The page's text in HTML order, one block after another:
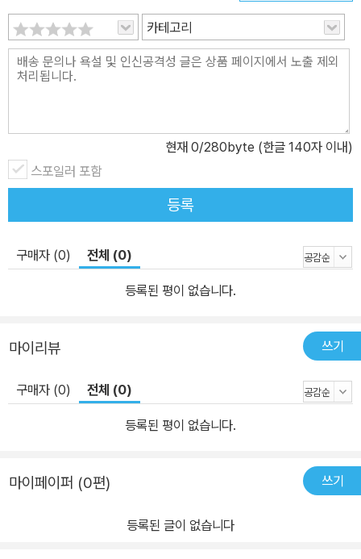
밀려 기억에서 사라졌다가 어느 날 문득 다시 떠오른다. 학교를 졸업
하고 여러 일을 하던 지은이가 열대의 노을이 화려하고 아름답다는
말을 듣고 태국으로 가서 노을 사진을 담고, 이집트의 백사막과 볼리
비아의 우유니 사막, 페루, 뉴질랜드 등 세계 곳곳을 여행할 때면 노을
하늘과 노을에 관해 알고 싶은 거의 모든 것 아침노을과 저녁노을이
왜 다른지 이야기하기 전에 노을을 먼저 알아야 한다. 그리고 ‘저 타는
붉은 노을’에 다가가려면(게다가 물리학적으로!) 거쳐야 할 것이, 설
명해야 할 것이 있다. 그 첫 번째 단계는 바로 빛이다. 책은 1장에서
용을 설명한다. 2장에서는 우리가 어떻게 빛을 인지하고 색깔을 인식
하는지를 다룬다. 이후 책은 본격적으로 하늘과 해 그리고 노을 현상
굴절로 인해 떠올라 보이는 현상, 모양의 왜곡, 신기루, 노루꼬리 등의
제인 아침노을과 저녁노을이 다른 이유에 대해서도 도플러효과 조석
력의 영향 등을 검토하면서 과연 그런 것들이 영향을 주는지를 살펴
대기와 해, 기압, 먼지, 날씨, 지리, 인간의 시각, 조석력 등 수많은 것
중 언뜻 보기에 쉽게 설명할 수 있을 것 같지만, 아직은 그 해답을 찾
카테고리
현재 0/280byte (한글 140자 이내)
스포일러 포함
등록
구매자 (0) 전체 (0)
등록된 평이 없습니다.
마이리뷰 쓰기
구매자 (0) 전체 (0)
등록된 평이 없습니다.
마이페이퍼 (0편) 쓰기
등록된 글이 없습니다